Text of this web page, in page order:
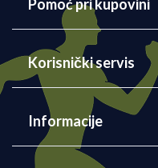
Pomoć pri kupovini
Korisnički servis
Informacije